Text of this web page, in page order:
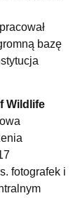
bazę
Wildlife
fotografek i